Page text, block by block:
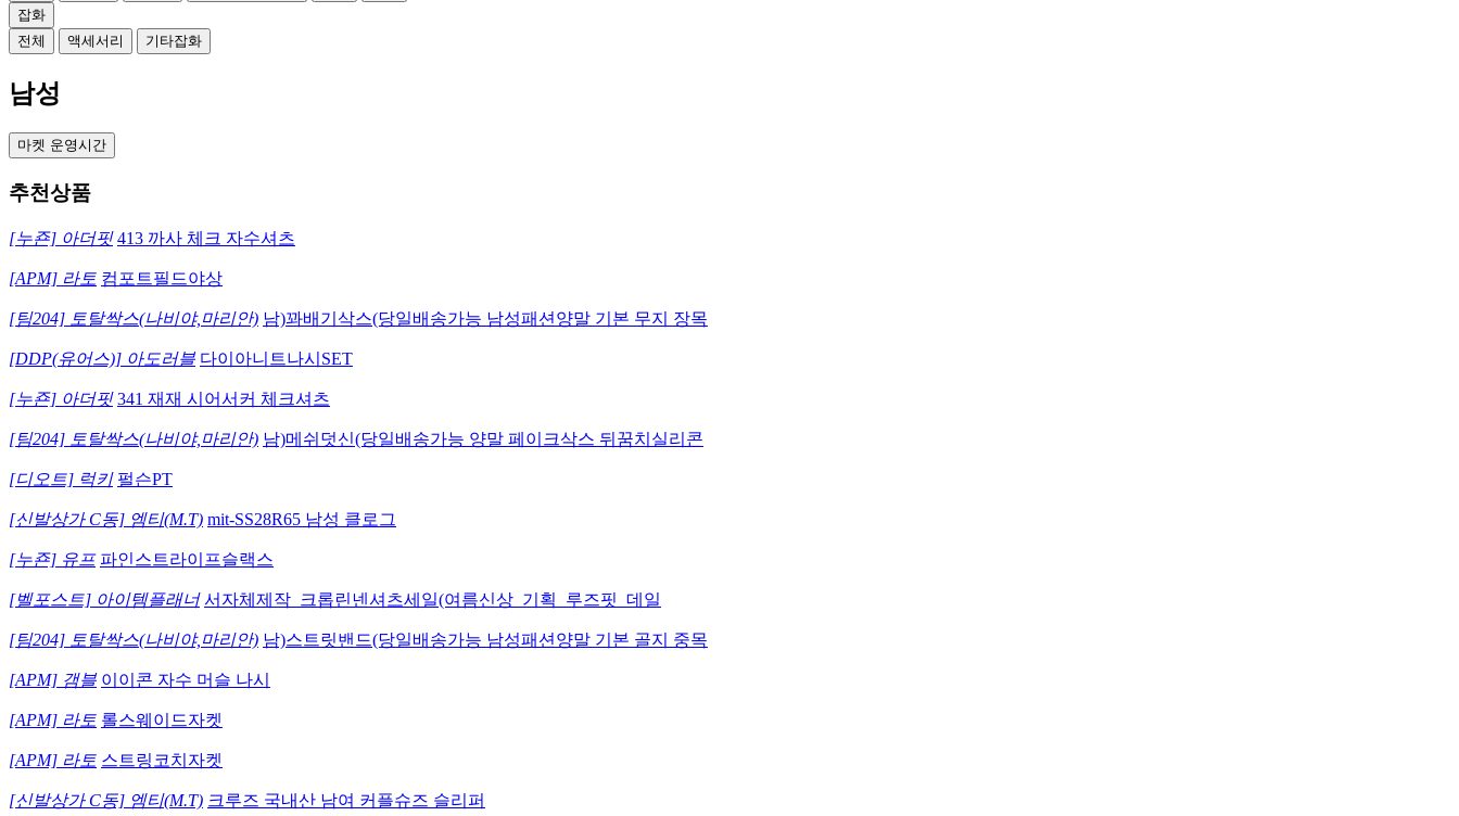
잡화
전체
액세서리 기타잡화
남성
마켓 운영시간
추천상품
[누죤] 아더핏 413 까사 체크 자수셔츠
[APM] 라토 컴포트필드야상
[팀204] 토탈싹스(나비야,마리안) 남)꽈배기삭스(당일배송가능 남성패션양말 기본 무지 장목
[DDP(유어스)] 아도러블 다이아니트나시SET
[누죤] 아더핏 341 재재 시어서커 체크셔츠
[팀204] 토탈싹스(나비야,마리안) 남)메쉬덧신(당일배송가능 양말 페이크삭스 뒤꿈치실리콘
[디오트] 럭키 펄슨PT
[신발상가 C동] 엠티(M.T) mit-SS28R65 남성 클로그
[누죤] 유프 파인스트라이프슬랙스
[벨포스트] 아이템플래너 서자체제작_크롭린넨셔츠세일(여름신상_기획_루즈핏_데일
[팀204] 토탈싹스(나비야,마리안) 남)스트릿밴드(당일배송가능 남성패션양말 기본 골지 중목
[APM] 갬블 이이콘 자수 머슬 나시
[APM] 라토 롤스웨이드자켓
[APM] 라토 스트링코치자켓
[신발상가 C동] 엠티(M.T) 크루즈 국내산 남여 커플슈즈 슬리퍼